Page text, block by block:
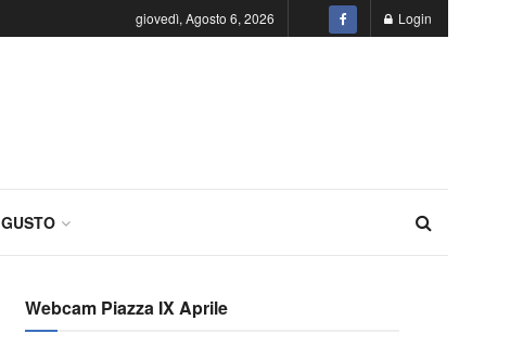
giovedì, Agosto 6, 2026 Login
GUSTO
Webcam Piazza IX Aprile